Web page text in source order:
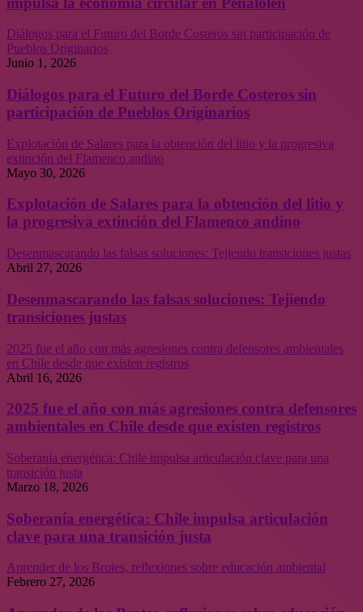
Diálogos para el Futuro del Borde Costeros sin participación de
Pueblos Originarios
Junio 1, 2026
Diálogos para el Futuro del Borde Costeros sin
participación de Pueblos Originarios
Explotación de Salares para la obtención del litio y la progresiva
extinción del Flamenco andino
Mayo 30, 2026
Explotación de Salares para la obtención del litio y
la progresiva extinción del Flamenco andino
Desenmascarando las falsas soluciones: Tejiendo transiciones justas
Abril 27, 2026
Desenmascarando las falsas soluciones: Tejiendo
transiciones justas
2025 fue el año con más agresiones contra defensores ambientales
en Chile desde que existen registros
Abril 16, 2026
2025 fue el año con más agresiones contra defensores
ambientales en Chile desde que existen registros
Soberanía energética: Chile impulsa articulación clave para una
transición justa
Marzo 18, 2026
Soberanía energética: Chile impulsa articulación
clave para una transición justa
Aprender de los Brotes, reflexiones sobre educación ambiental
Febrero 27, 2026